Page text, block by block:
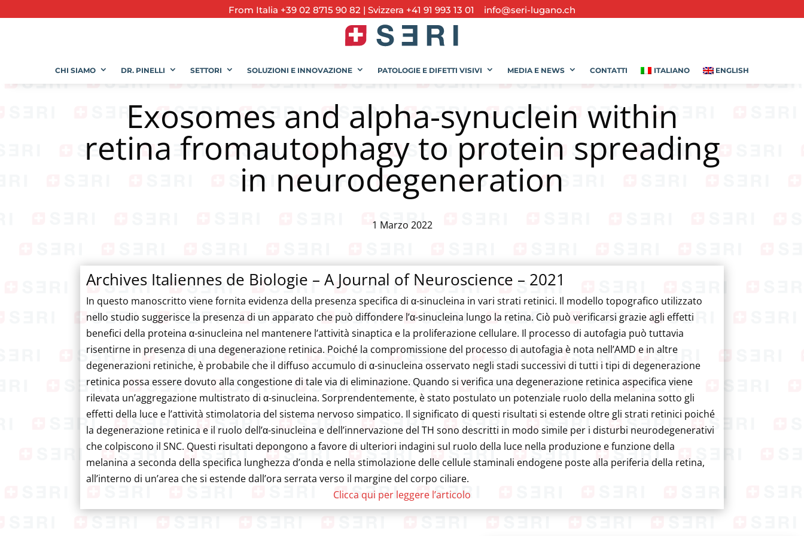
From Italia +39 02 8715 90 82 | Svizzera +41 91 993 13 01 info@seri-lugano.ch
CHI SIAMO DR. PINELLI SETTORI SOLUZIONI E INNOVAZIONE PATOLOGIE E DIFETTI VISIVI MEDIA E NEWS CONTATTI ITALIANO ENGLISH
Exosomes and alpha-synuclein within
retina fromautophagy to protein spreading
in neurodegeneration
1 Marzo 2022
Archives Italiennes de Biologie – A Journal of Neuroscience – 2021
In questo manoscritto viene fornita evidenza della presenza specifica di α-sinucleina in vari strati retinici. Il modello topografico utilizzato
nello studio suggerisce la presenza di un apparato che può diffondere l’α-sinucleina lungo la retina. Ciò può verificarsi grazie agli effetti
benefici della proteina α-sinucleina nel mantenere l’attività sinaptica e la proliferazione cellulare. Il processo di autofagia può tuttavia
risentirne in presenza di una degenerazione retinica. Poiché la compromissione del processo di autofagia è nota nell’AMD e in altre
degenerazioni retiniche, è probabile che il diffuso accumulo di α-sinucleina osservato negli stadi successivi di tutti i tipi di degenerazione
retinica possa essere dovuto alla congestione di tale via di eliminazione. Quando si verifica una degenerazione retinica aspecifica viene
rilevata un’aggregazione multistrato di α-sinucleina. Sorprendentemente, è stato postulato un potenziale ruolo della melanina sotto gli
effetti della luce e l’attività stimolatoria del sistema nervoso simpatico. Il significato di questi risultati si estende oltre gli strati retinici poiché
la degenerazione retinica e il ruolo dell’α-sinucleina e dell’innervazione del TH sono descritti in modo simile per i disturbi neurodegenerativi
che colpiscono il SNC. Questi risultati depongono a favore di ulteriori indagini sul ruolo della luce nella produzione e funzione della
melanina a seconda della specifica lunghezza d’onda e nella stimolazione delle cellule staminali endogene poste alla periferia della retina,
all’interno di un’area che si estende dall’ora serrata verso il margine del corpo ciliare.
Clicca qui per leggere l’articolo